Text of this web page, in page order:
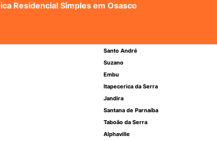
Residencial Simples em Osasco
Santo André
Suzano
Embu
Itapecerica da Serra
Jandira
Santana de Parnaíba
Taboão da Serra
Alphaville